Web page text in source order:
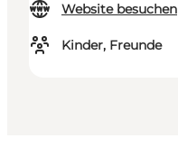
Website besuchen
Kinder, Freunde